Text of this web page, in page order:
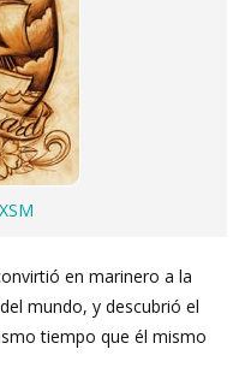
en marinero a la
mundo, y descubrió el
tiempo que él mismo